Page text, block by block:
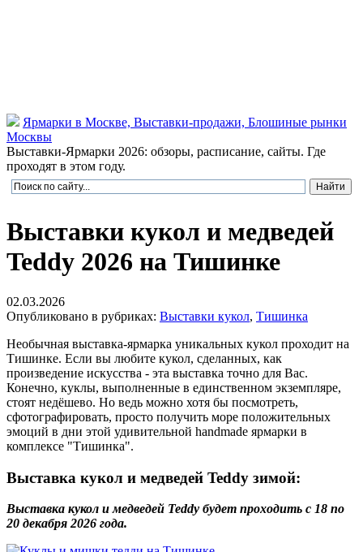
Ярмарки в Москве, Выставки-продажи, Блошиные рынки
Москвы
Выставки-Ярмарки 2026: обзоры, расписание, сайты. Где
проходят в этом году.
Выставки кукол и медведей
Teddy 2026 на Тишинке
02.03.2026
Опубликовано в рубриках: Выставки кукол, Тишинка
Необычная выставка-ярмарка уникальных кукол проходит на
Тишинке. Если вы любите кукол, сделанных, как
произведение искусства - эта выставка точно для Вас.
Конечно, куклы, выполненные в единственном экземпляре,
стоят недёшево. Но ведь можно хотя бы посмотреть,
сфотографировать, просто получить море положительных
эмоций в дни этой удивительной handmade ярмарки в
комплексе "Тишинка".
Выставка кукол и медведей Teddy зимой:
Выставка кукол и медведей Teddy будет проходить с 18 по
20 декабря 2026 года.